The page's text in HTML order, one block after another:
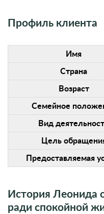
Профиль клиента
Имя
Страна
Возраст
Семейное
Вид
Цель
Предоставляемая
История Леонида
ради спокойной